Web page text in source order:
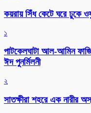
কয়রায় সিঁধ কেটে ঘরে ঢুকে
১
পাটকেলঘাটা আল-আমিন
ঈদ পুনর্মিলনী
২
সাতক্ষীরা শহরে এক নারীর